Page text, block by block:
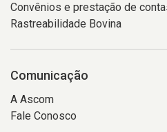
Convênios e prestação de
Rastreabilidade Bovina
Comunicação
A Ascom
Fale Conosco